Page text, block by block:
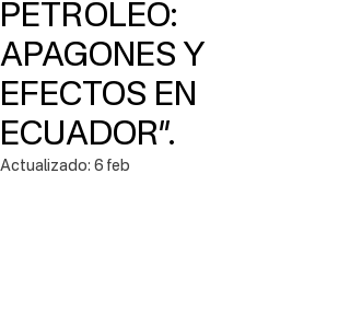
PETRÓLEO:
APAGONES Y
EFECTOS EN
ECUADOR”.
Actualizado: 6 feb